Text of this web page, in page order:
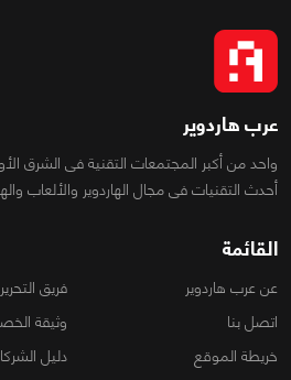
عرب هاردوير
واحد من أكبر المجتمعات التقنية فى الشرق
أحدث التقنيات فى مجال الهاردوير والألعاب
القائمة
عن عرب هاردوير
فريق التحرير
اتصل بنا
وثيقة
خريطة الموقع
دليل